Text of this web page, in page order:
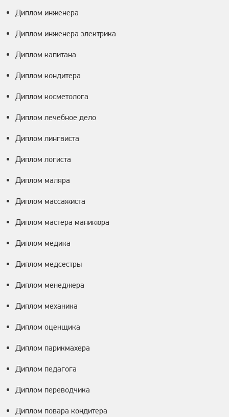
Диплом инженера
Диплом инженера электрика
Диплом капитана
Диплом кондитера
Диплом косметолога
Диплом лечебное дело
Диплом лингвиста
Диплом логиста
Диплом маляра
Диплом массажиста
Диплом мастера маникюра
Диплом медика
Диплом медсестры
Диплом менеджера
Диплом механика
Диплом оценщика
Диплом парикмахера
Диплом педагога
Диплом переводчика
Диплом повара кондитера